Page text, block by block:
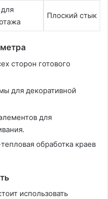
Плоский стык
сторон готового
для декоративной
для
обработка краев
использовать